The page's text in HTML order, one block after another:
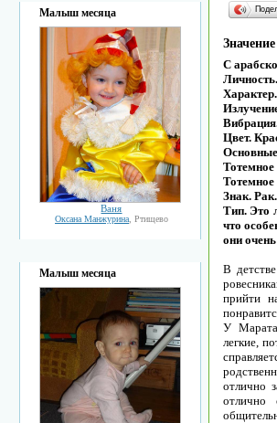
Малыш месяца
Ваня
Оксана Манжурина, Ртищево
Малыш месяца
С
Цвет.
Знак. Рак.
Тип. Это
что
они
В
прийти
У Марата
легкие,
отлично
отлично